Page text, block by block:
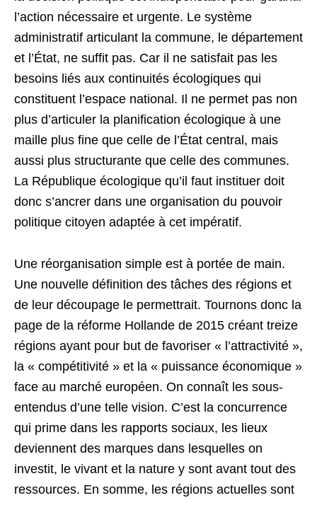
l’action nécessaire et urgente. Le système
administratif articulant la commune, le département
et l’État, ne suffit pas. Car il ne satisfait pas les
besoins liés aux continuités écologiques qui
constituent l’espace national. Il ne permet pas non
plus d’articuler la planification écologique à une
maille plus fine que celle de l’État central, mais
aussi plus structurante que celle des communes.
La République écologique qu’il faut instituer doit
donc s’ancrer dans une organisation du pouvoir
politique citoyen adaptée à cet impératif.
Une réorganisation simple est à portée de main.
Une nouvelle définition des tâches des régions et
de leur découpage le permettrait. Tournons donc la
page de la réforme Hollande de 2015 créant treize
régions ayant pour but de favoriser « l’attractivité »,
la « compétitivité » et la « puissance économique »
face au marché européen. On connaît les sous-
entendus d’une telle vision. C’est la concurrence
qui prime dans les rapports sociaux, les lieux
deviennent des marques dans lesquelles on
investit, le vivant et la nature y sont avant tout des
ressources. En somme, les régions actuelles sont